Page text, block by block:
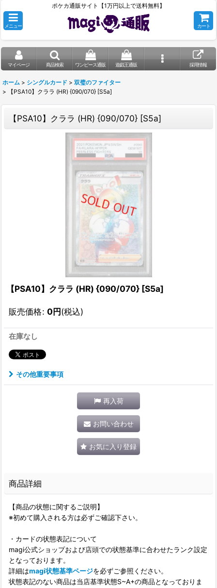
ポケカ通販サイト【1万円以上で送料無料】
メニュー カート
マイページ 商品検索 ワンピース通販 遊戯王通販 採用情報
ホーム > シングルカード > 双璧のファイター
>
【PSA10】クララ (HR) {090/070} [S5a]
【PSA10】クララ (HR) {090/070} [S5a]
【PSA10】クララ (HR) {090/070} [S5a]
販売価格: 0円(税込)
在庫なし
その他重要事項
再入荷
お問い合わせ
お気に入り登録
商品詳細
【商品の状態に関するご説明】
※初めて購入される方は必ずご確認下さい。
・カードの状態表記について
magi公式ショップおよび店頭での状態基準に合わせたランク設定
となっております。
詳細はmagi状態基準ページを必ずご参照ください。
状態表記のない商品は当店基準状態S~A+の商品となっておりま